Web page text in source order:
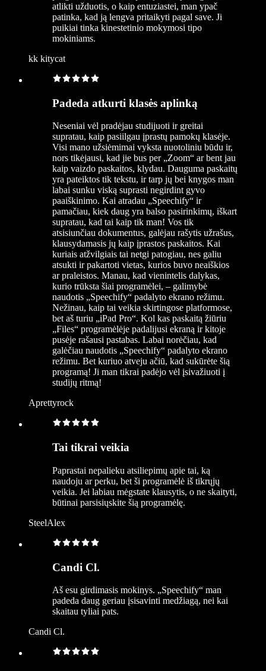
atlikti užduotis, o kaip entuziastei, man ypač
patinka, kad ją lengva pritaikyti pagal save. Ji
puikiai tinka kinestetinio mokymosi tipo
mokiniams.
kk kitycat
Padeda atkurti klasės aplinką
Neseniai vėl pradėjau studijuoti ir greitai
supratau, kaip pasiilgau įprastų pamokų klasėje.
Visi mano užsiėmimai vyksta nuotoliniu būdu ir,
nors tikėjausi, kad jie bus per „Zoom“ ar bent jau
kaip vaizdo paskaitos, klydau. Dauguma paskaitų
yra pateiktos tik tekstu, ir tarp jų bei knygos man
labai sunku viską suprasti negirdint gyvo
paaiškinimo. Kai atradau „Speechify“ ir
pamačiau, kiek daug yra balso pasirinkimų, iškart
supratau, kad tai kaip tik man! Vos tik
atsisiunčiau dokumentus, galėjau rašytis užrašus,
klausydamasis jų kaip įprastos paskaitos. Kai
kuriais atžvilgiais tai netgi patogiau, nes galiu
atsukti ir pakartoti vietas, kurios buvo neaiškios
ar praleistos. Manau, kad vienintelis dalykas,
kurio trūksta šiai programėlei, – galimybė
naudotis „Speechify“ padalyto ekrano režimu.
Nežinau, kaip tai veikia skirtingose platformose,
bet aš turiu „iPad Pro“. Kol kas paskaitą žiūriu
„Files“ programėlėje padalijusi ekraną ir kitoje
pusėje rašausi pastabas. Labai norėčiau, kad
galėčiau naudotis „Speechify“ padalyto ekrano
režimu. Bet kuriuo atveju ačiū, kad sukūrėte šią
programą! Ji man tikrai padėjo vėl įsivažiuoti į
studijų ritmą!
Aprettyrock
Tai tikrai veikia
Paprastai nepalieku atsiliepimų apie tai, ką
naudoju ar perku, bet ši programėlė iš tikrųjų
veikia. Jei labiau mėgstate klausytis, o ne skaityti,
būtinai parsisiųskite šią programėlę.
SteelAlex
Candi Cl.
Aš esu girdimasis mokinys. „Speechify“ man
padeda daug geriau įsisavinti medžiagą, nei kai
skaitau tyliai pats.
Candi Cl.